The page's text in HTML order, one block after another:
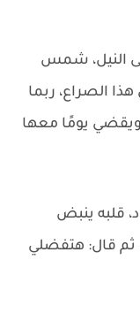
النيل، شمس
الصراع، ربما
يومًا معها
قلبه ينبض
ثم قال: هتفضلي